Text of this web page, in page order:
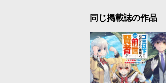
同じ掲載誌の作品